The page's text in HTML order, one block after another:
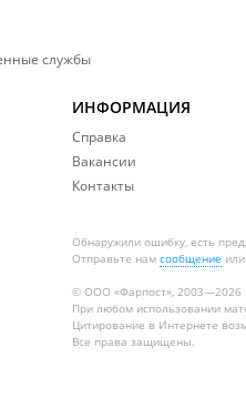
службы
ИНФОРМАЦИЯ
Справка
Вакансии
Контакты
Обнаружили ошибку, есть
Отправьте нам сообщение
© ООО «Фарпост», 2003—2026
При любом использовании
Цитирование в Интернете
Все права защищены.